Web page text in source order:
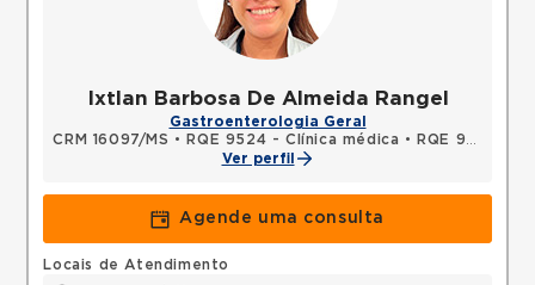
Ixtlan Barbosa De Almeida Rangel
Gastroenterologia Geral
CRM 16097/MS • RQE 9524 - Clínica médica •
RQE 9525 - Gastroenterologia
Ver perfil
Agende uma consulta
Locais de Atendimento